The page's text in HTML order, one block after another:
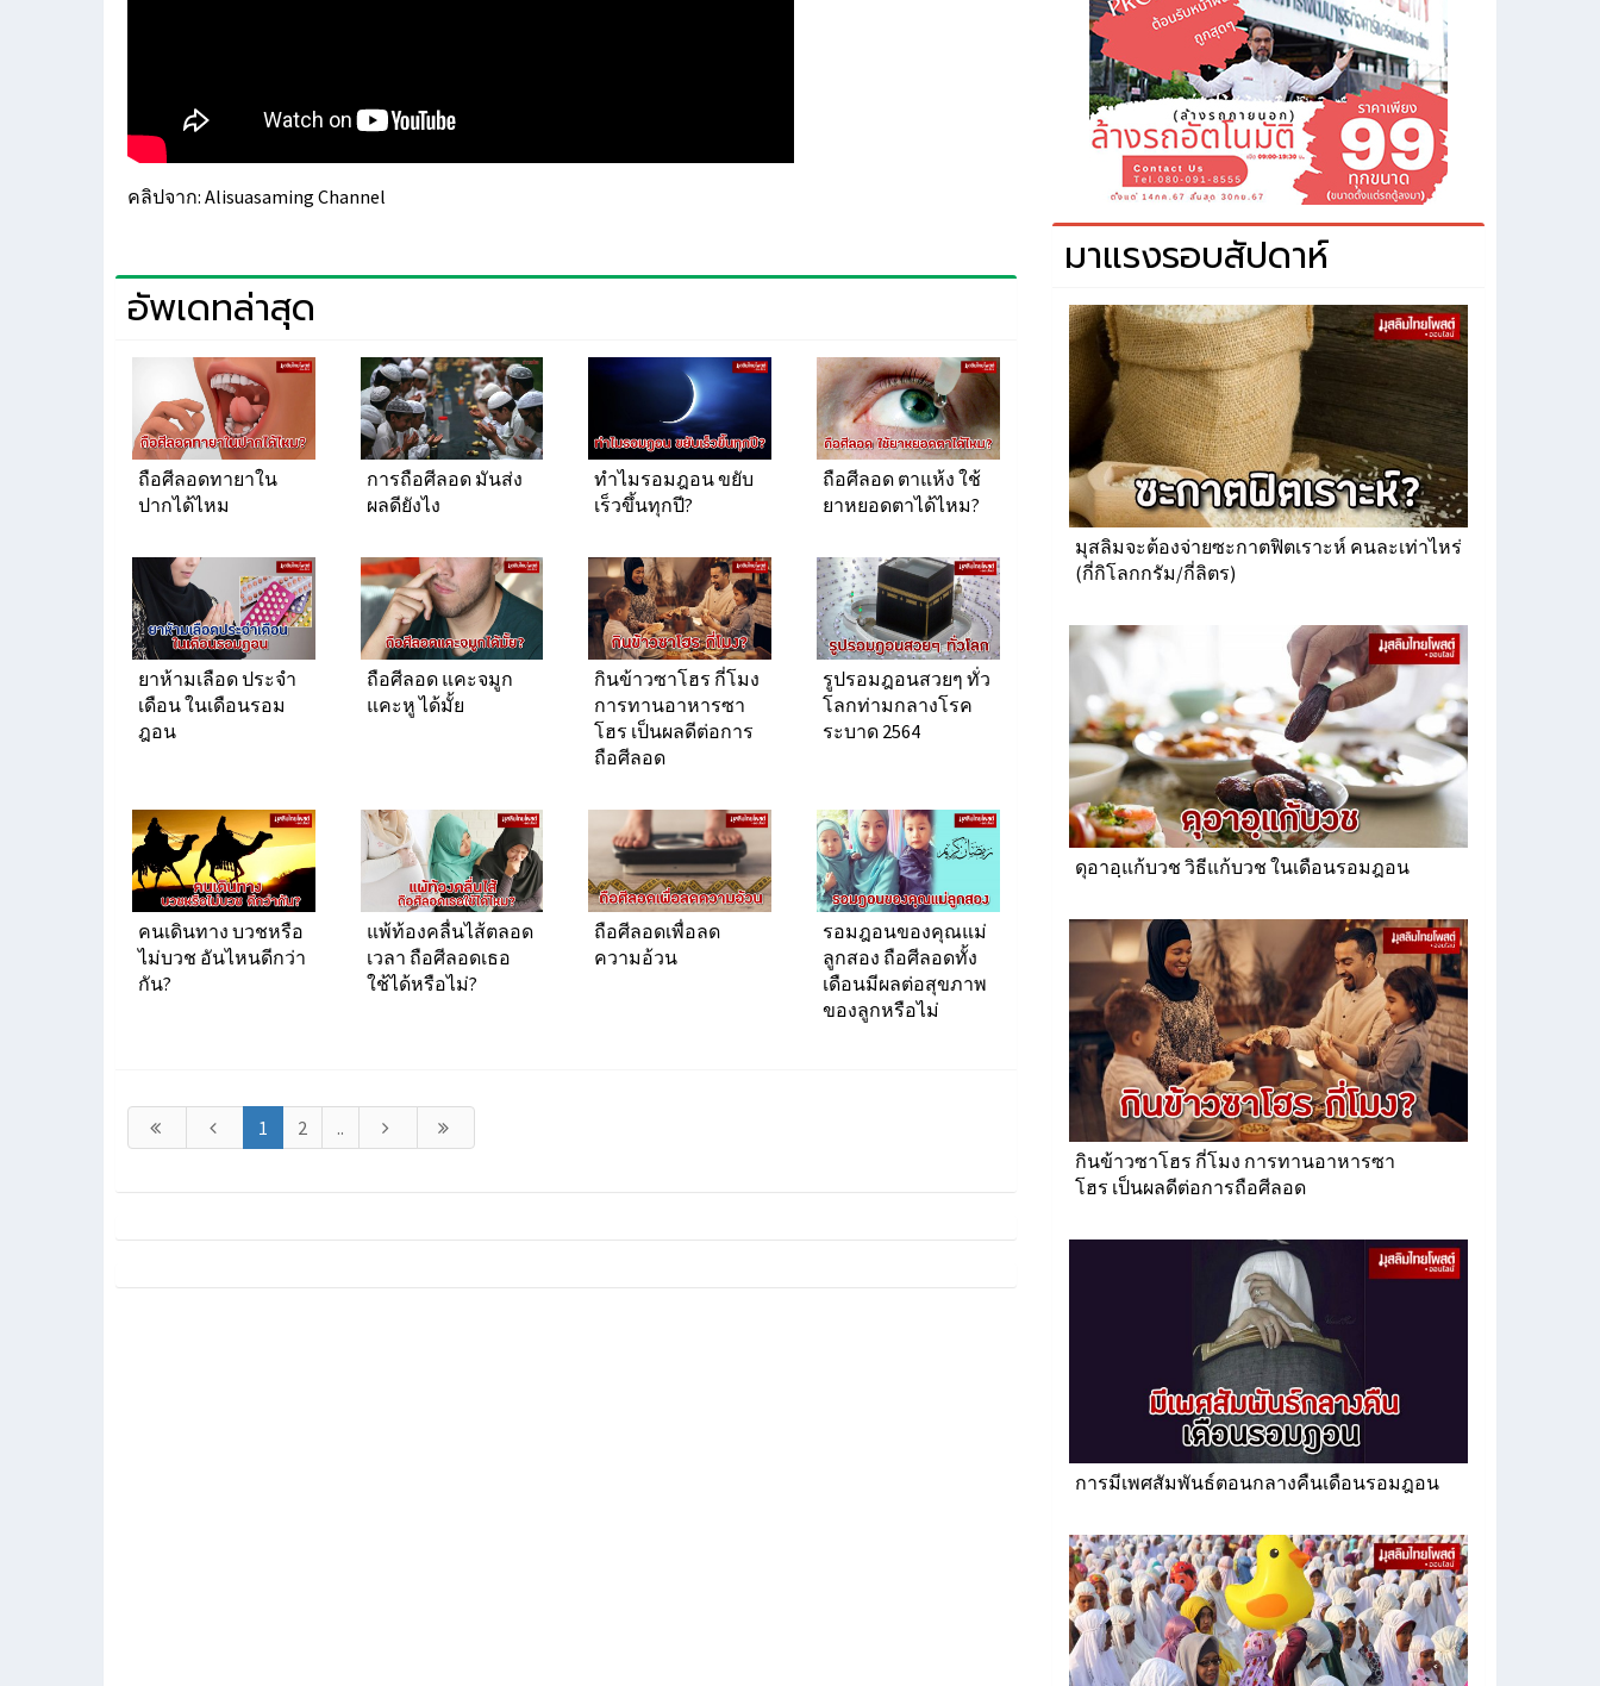
คลิปจาก: Alisuasaming Channel
อัพเดทล่าสุด
ถือศีลอดทายาใน
ปากได้ไหม
การถือศีลอด มันส่ง
ผลดียังไง
ทำไมรอมฎอน ขยับ
เร็วขึ้นทุกปี?
ถือศีลอด ตาแห้ง ใช้
ยาหยอดตาได้ไหม?
ยาห้ามเลือด ประจํา
เดือน ในเดือนรอม
ฎอน
ถือศีลอด แคะจมูก
แคะหู ได้มั้ย
กินข้าวซาโฮร กี่โมง
การทานอาหารซา
โฮร เป็นผลดีต่อการ
ถือศีลอด
รูปรอมฎอนสวยๆ ทั่ว
โลกท่ามกลางโรค
ระบาด 2564
คนเดินทาง บวชหรือ
ไม่บวช อันไหนดีกว่า
กัน?
แพ้ท้องคลื่นไส้ตลอด
เวลา ถือศีลอดเธอ
ใช้ได้หรือไม่?
ถือศีลอดเพื่อลด
ความอ้วน
รอมฎอนของคุณแม่
ลูกสอง ถือศีลอดทั้ง
เดือนมีผลต่อสุขภาพ
ของลูกหรือไม่
1 2 ..
มาแรงรอบสัปดาห์
มุสลิมจะต้องจ่ายซะกาตฟิตเราะห์ คนละเท่าไหร่
(กี่กิโลกกรัม/กี่ลิตร)
ดุอาอฺแก้บวช วิธีแก้บวช ในเดือนรอมฎอน
กินข้าวซาโฮร กี่โมง การทานอาหารซา
โฮร เป็นผลดีต่อการถือศีลอด
การมีเพศสัมพันธ์ตอนกลางคืนเดือนรอมฎอน